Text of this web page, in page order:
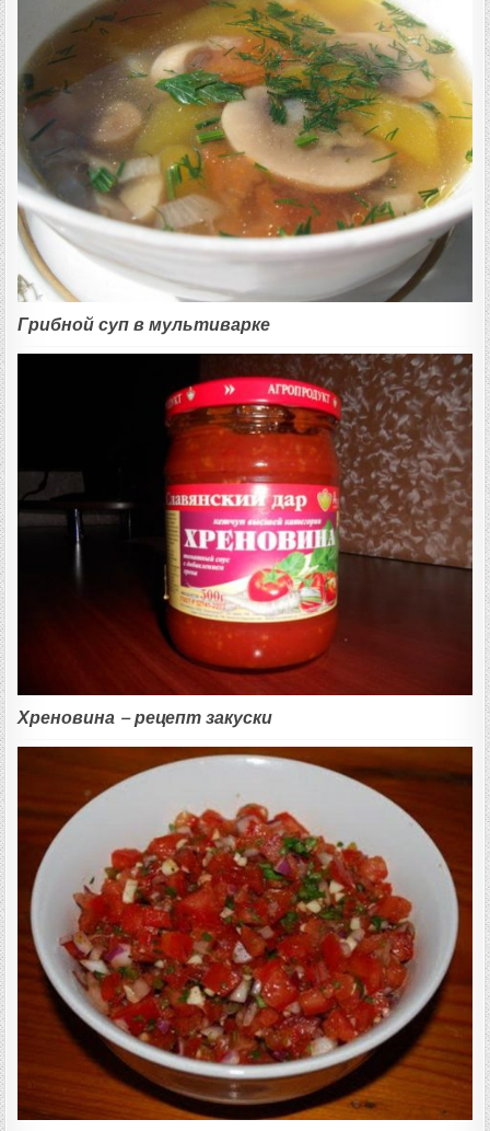
Грибной суп в мультиварке
Хреновина – рецепт закуски